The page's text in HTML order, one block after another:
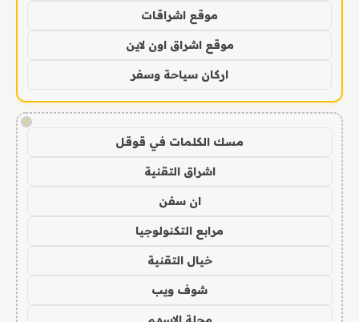
موقع اشراقات
موقع اشراق اون لاين
اركان سياحة وسفر
!
مسك الكلمات في قوقل
اشراق التقنية
ان سفن
مرابع التكنولوجيا
خيال التقنية
شوف ويب